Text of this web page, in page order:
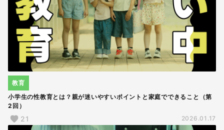
小学生の性教育とは？親が迷いやすいポイントと家庭でできること（第
2回）
教育
21 2026.01.17